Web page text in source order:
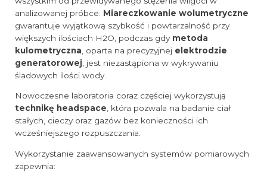
analizowanej próbce. Miareczkowanie wolumetryczne
gwarantuje wyjątkową szybkość i powtarzalność przy
większych ilościach H2O, podczas gdy metoda
kulometryczna , oparta na precyzyjnej elektrodzie
generatorowej , jest niezastąpiona w wykrywaniu
śladowych ilości wody.
Nowoczesne laboratoria coraz częściej wykorzystują
technikę headspace, która pozwala na badanie ciał
stałych, cieczy oraz gazów bez konieczności ich
wcześniejszego rozpuszczania.
Wykorzystanie zaawansowanych systemów pomiarowych
zapewnia: